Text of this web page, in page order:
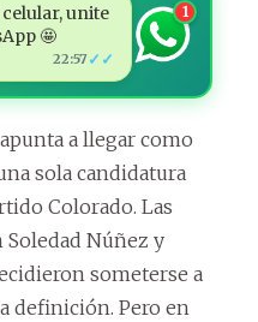
unite
🤩
22:57 ✓✓
1
a llegar como
sola candidatura
Colorado. Las
Núñez y
someterse a
definición. Pero en